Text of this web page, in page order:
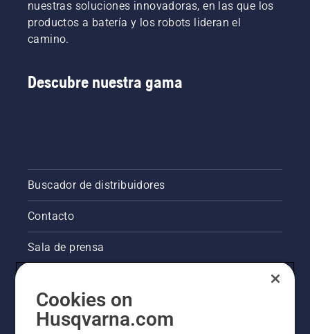
nuestras soluciones innovadoras, en las que los
productos a batería y los robots lideran el
camino.
Descubre nuestra gama
Buscador de distribuidores
Contacto
Sala de prensa
Información legal de productos
Cookies on
Husqvarna.com